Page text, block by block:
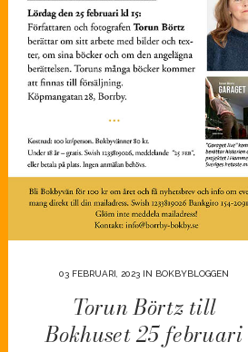
03 FEBRUARI, 2023 IN BOKBYBLOGGEN
Torun Börtz till
Bokhuset 25 februari